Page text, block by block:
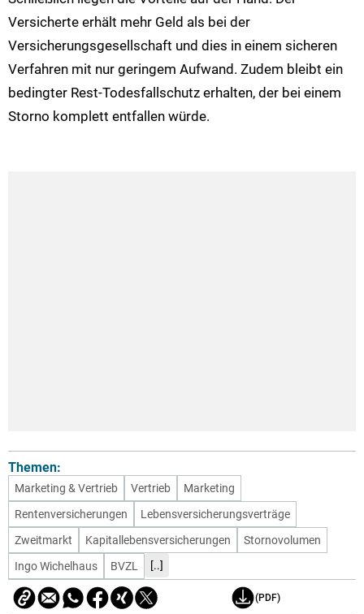
Versicherte erhält mehr Geld als bei der
Versicherungsgesellschaft und dies in einem sicheren
Verfahren mit nur geringem Aufwand. Zudem bleibt ein
bedingter Rest-Todesfallschutz erhalten, der bei einem
Storno komplett entfallen würde.
Themen:
Marketing & Vertrieb Vertrieb
Marketing
Rentenversicherungen
Lebensversicherungsverträge
Zweitmarkt
Kapitallebensversicherungen
Stornovolumen
Ingo Wichelhaus
BVZL [..]
(PDF)